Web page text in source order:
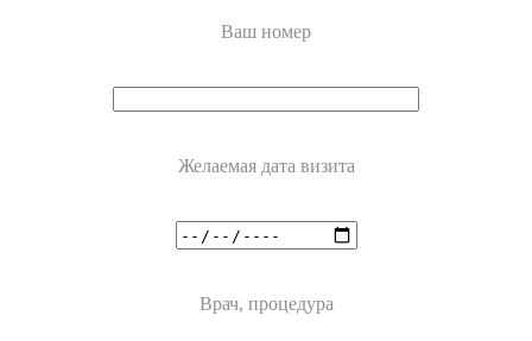
Ваш номер
Желаемая дата визита
Врач, процедура